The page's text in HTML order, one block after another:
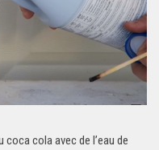
cola avec de l’eau de